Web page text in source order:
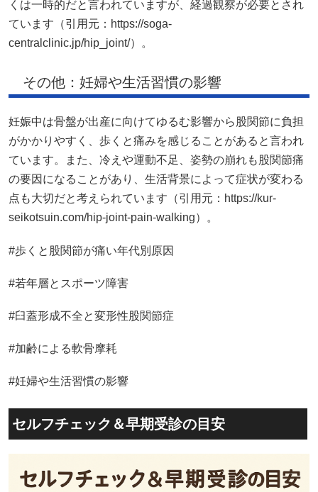
くは一時的だと言われていますが、経過観察が必要とされ
ています（引用元：https://soga-
centralclinic.jp/hip_joint/）。
その他：妊婦や生活習慣の影響
妊娠中は骨盤が出産に向けてゆるむ影響から股関節に負担
がかかりやすく、歩くと痛みを感じることがあると言われ
ています。また、冷えや運動不足、姿勢の崩れも股関節痛
の要因になることがあり、生活背景によって症状が変わる
点も大切だと考えられています（引用元：https://kur-
seikotsuin.com/hip-joint-pain-walking）。
#歩くと股関節が痛い年代別原因
#若年層とスポーツ障害
#臼蓋形成不全と変形性股関節症
#加齢による軟骨摩耗
#妊婦や生活習慣の影響
セルフチェック＆早期受診の目安